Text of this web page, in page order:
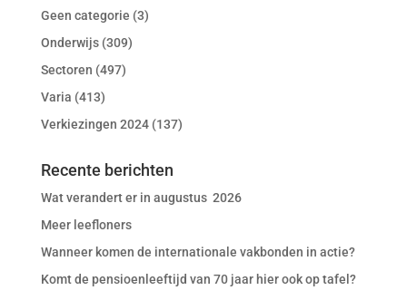
Geen categorie (3)
Onderwijs(309)
Sectoren (497)
Varia (413)
Verkiezingen 2024(137)
Recente berichten
Wat verandert er in augustus 2026
Meer leefloners
Wanneer komen de internationale vakbonden in actie?
Komt de pensioenleeftijd van 70 jaar hier ook op tafel?